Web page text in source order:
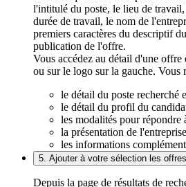
l'intitulé du poste, le lieu de
durée de travail, le nom de
premiers caractères du descriptif
publication de l'offre.
Vous accédez au détail d'une
ou sur le logo sur la gauche. Vous
le détail du poste recherché
le détail du profil du
les modalités pour répondre
la présentation de
les informations
5. Ajouter à votre sélection les
Depuis la page de résultats de